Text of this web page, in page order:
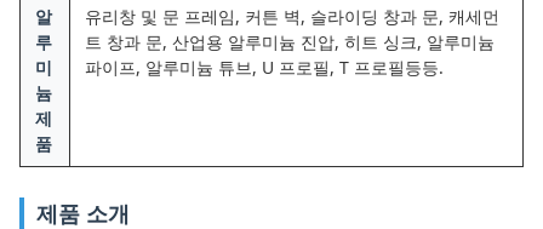
알
루
미
늄
제
품
유리창 및 문 프레임, 커튼 벽, 슬라이딩 창과 문, 캐세먼
트 창과 문, 산업용 알루미늄 진압, 히트 싱크, 알루미늄
파이프, 알루미늄 튜브, U 프로필, T 프로필등등.
제품 소개